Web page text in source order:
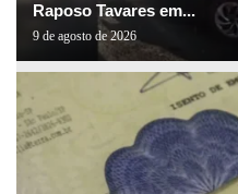
Raposo Tavares em...
9 de agosto de 2026